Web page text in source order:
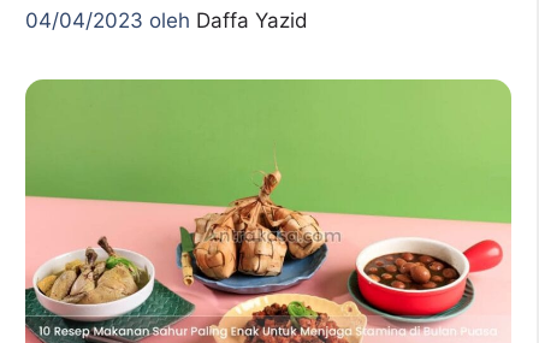
04/04/2023 oleh Daffa Yazid